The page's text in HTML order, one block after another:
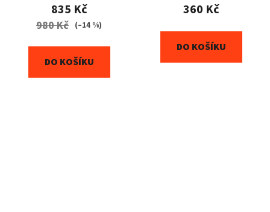
835 Kč
980 Kč (–14 %)
DO KOŠÍKU
360 Kč
DO KOŠÍKU